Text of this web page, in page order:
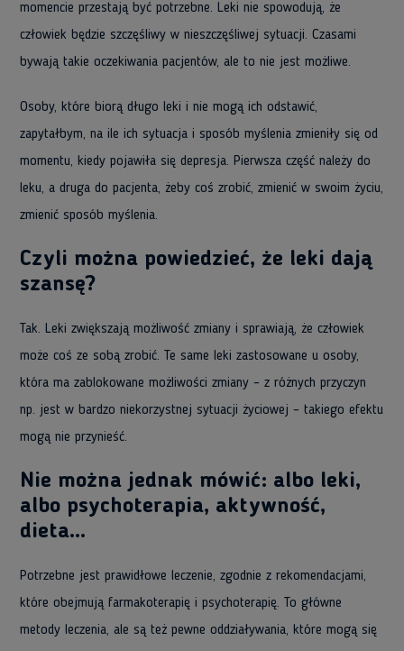
momencie przestają być potrzebne. Leki nie spowodują, że
człowiek będzie szczęśliwy w nieszczęśliwej sytuacji. Czasami
bywają takie oczekiwania pacjentów, ale to nie jest możliwe.
Osoby, które biorą długo leki i nie mogą ich odstawić,
zapytałbym, na ile ich sytuacja i sposób myślenia zmieniły się od
momentu, kiedy pojawiła się depresja. Pierwsza część należy do
leku, a druga do pacjenta, żeby coś zrobić, zmienić w swoim życiu,
zmienić sposób myślenia.
Czyli można powiedzieć, że leki dają
szansę?
Tak. Leki zwiększają możliwość zmiany i sprawiają, że człowiek
może coś ze sobą zrobić. Te same leki zastosowane u osoby,
która ma zablokowane możliwości zmiany – z różnych przyczyn
np. jest w bardzo niekorzystnej sytuacji życiowej – takiego efektu
mogą nie przynieść.
Nie można jednak mówić: albo leki,
albo psychoterapia, aktywność,
dieta…
Potrzebne jest prawidłowe leczenie, zgodnie z rekomendacjami,
które obejmują farmakoterapię i psychoterapię. To główne
metody leczenia, ale są też pewne oddziaływania, które mogą się